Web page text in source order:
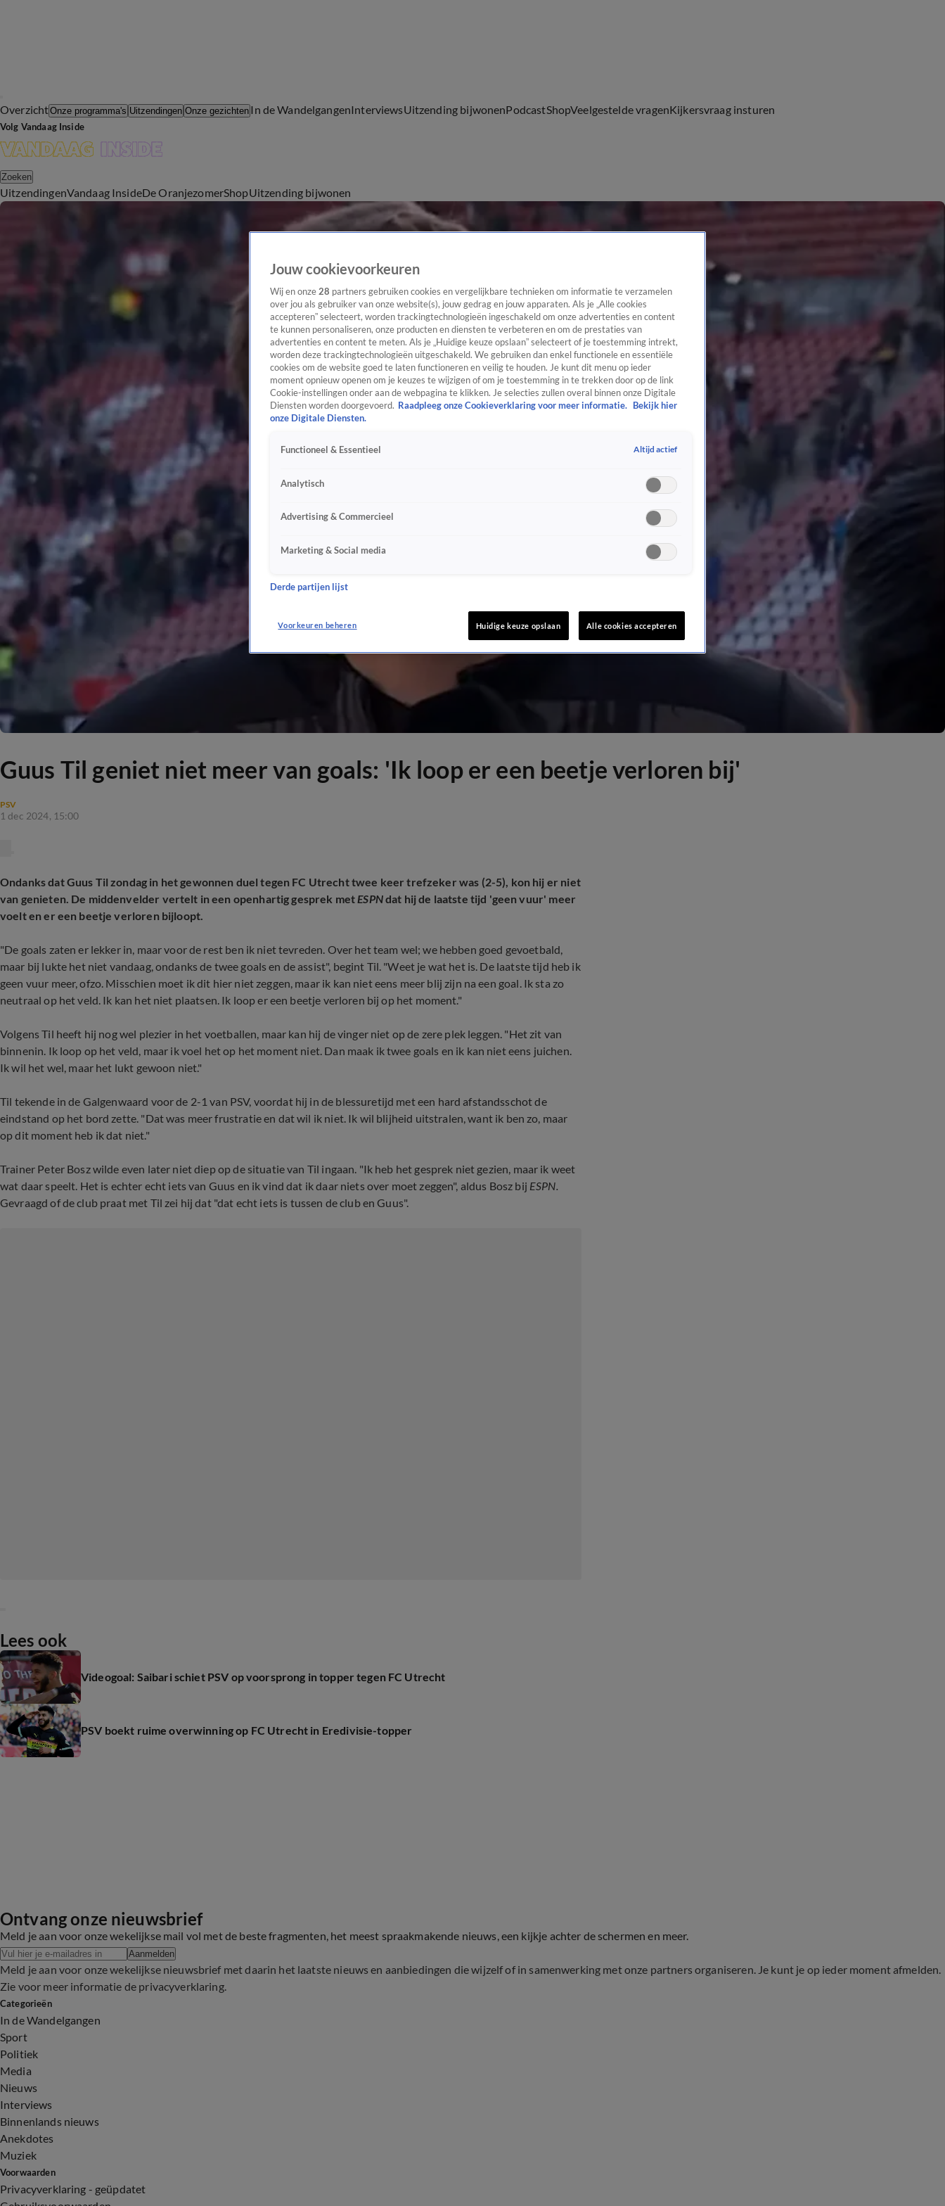
OverzichtOnze programma's Uitzendingen Onze gezichten In de WandelgangenInterviewsUitzending bijwonenPodcastShopVeelgestelde vragenKijkersvraag insturen
Volg Vandaag Inside
Zoeken
UitzendingenVandaag InsideDe OranjezomerShopUitzending bijwonen
Guus Til geniet niet meer van goals: 'Ik loop er een beetje verloren bij'
PSV
1 dec 2024, 15:00
Ondanks dat Guus Til zondag in het gewonnen duel tegen FC Utrecht twee keer trefzeker was (2-5), kon hij er niet
van genieten. De middenvelder vertelt in een openhartig gesprek metESPNdat hij de laatste tijd 'geen vuur' meer
voelt en er een beetje verloren bijloopt.
"De goals zaten er lekker in, maar voor de rest ben ik niet tevreden. Over het team wel; we hebben goed gevoetbald,
maar bij lukte het niet vandaag, ondanks de twee goals en de assist", begint Til. "Weet je wat het is. De laatste tijd heb ik
geen vuur meer, ofzo. Misschien moet ik dit hier niet zeggen, maar ik kan niet eens meer blij zijn na een goal. Ik sta zo
neutraal op het veld. Ik kan het niet plaatsen. Ik loop er een beetje verloren bij op het moment."
Volgens Til heeft hij nog wel plezier in het voetballen, maar kan hij de vinger niet op de zere plek leggen. "Het zit van
binnenin. Ik loop op het veld, maar ik voel het op het moment niet. Dan maak ik twee goals en ik kan niet eens juichen.
Ik wil het wel, maar het lukt gewoon niet."
Til tekende in de Galgenwaard voor de 2-1 van PSV, voordat hij in de blessuretijd met een hard afstandsschot de
eindstand op het bord zette. "Dat was meer frustratie en dat wil ik niet. Ik wil blijheid uitstralen, want ik ben zo, maar
op dit moment heb ik dat niet."
Trainer Peter Bosz wilde even later niet diep op de situatie van Til ingaan. "Ik heb het gesprek niet gezien, maar ik weet
wat daar speelt. Het is echter echt iets van Guus en ik vind dat ik daar niets over moet zeggen", aldus Bosz bij ESPN.
Gevraagd of de club praat met Til zei hij dat "dat echt iets is tussen de club en Guus".
Lees ook
Videogoal: Saibari schiet PSV op voorsprong in topper tegen FC Utrecht
PSV boekt ruime overwinning op FC Utrecht in Eredivisie-topper
Ontvang onze nieuwsbrief
Meld je aan voor onze wekelijkse mail vol met de beste fragmenten, het meest spraakmakende nieuws, een kijkje achter de schermen en meer.
Aanmelden
Meld je aan voor onze wekelijkse nieuwsbrief met daarin het laatste nieuws en aanbiedingen die wijzelf of in samenwerking met onze partners organiseren. Je kunt je op ieder moment afmelden.
Zie voor meer informatie de privacyverklaring.
Categorieën
In de Wandelgangen
Sport
Politiek
Media
Nieuws
Interviews
Binnenlands nieuws
Anekdotes
Muziek
Voorwaarden
Privacyverklaring - geüpdatet
Jouw cookievoorkeuren
Wij en onze 28 partners gebruiken cookies en vergelijkbare technieken om informatie te verzamelen
over jou als gebruiker van onze website(s), jouw gedrag en jouw apparaten. Als je „Alle cookies
accepteren” selecteert, worden trackingtechnologieën ingeschakeld om onze advertenties en content
te kunnen personaliseren, onze producten en diensten te verbeteren en om de prestaties van
advertenties en content te meten. Als je „Huidige keuze opslaan” selecteert of je toestemming intrekt,
worden deze trackingtechnologieën uitgeschakeld. We gebruiken dan enkel functionele en essentiële
cookies om de website goed te laten functioneren en veilig te houden. Je kunt dit menu op ieder
moment opnieuw openen om je keuzes te wijzigen of om je toestemming in te trekken door op de link
Cookie-instellingen onder aan de webpagina te klikken. Je selecties zullen overal binnen onze Digitale
Diensten worden doorgevoerd. Raadpleeg onze Cookieverklaring voor meer informatie.
Bekijk hier
onze Digitale Diensten.
Functioneel & Essentieel Altijd actief
Analytisch
Advertising & Commercieel
Marketing & Social media
Derde partijen lijst
Voorkeuren beheren Huidige keuze opslaan Alle cookies accepteren